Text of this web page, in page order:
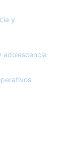
y
adolescencia